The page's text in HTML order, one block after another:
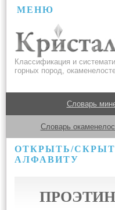
МЕНЮ
Классификация и
горных пород,
Словарь
Словарь
ОТКРЫТЬ/
АЛФАВИТУ